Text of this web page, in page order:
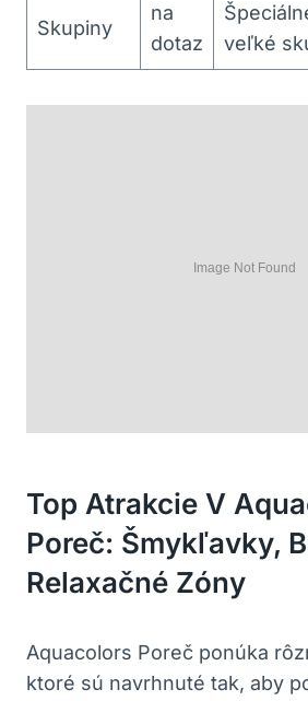
Skupiny
na
dotaz
veľké
Top Atrakcie V
Poreč: Šmykľavky,
Relaxačné Zóny
Aquacolors Poreč ponúka
ktoré sú navrhnuté tak, aby